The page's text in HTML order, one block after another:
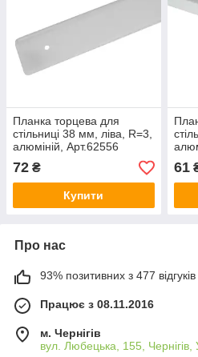
Планка торцева для
стільниці 38 мм, ліва, R=3,
алюміній, Арт.62556
72 ₴
Купити
61
Про нас
93% позитивних з 477 відгуків
Працює з 08.11.2016
м. Чернігів
вул. Любецька, 155, Чернігів,